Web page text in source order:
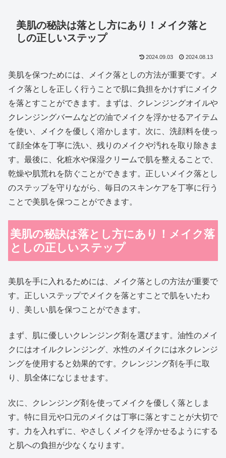
美肌の秘訣は落とし方にあり！メイク落と
しの正しいステップ
2024.09.03 2024.08.13
美肌を保つためには、メイク落としの方法が重要です。メ
イク落としを正しく行うことで肌に負担をかけずにメイク
を落とすことができます。まずは、クレンジングオイルや
クレンジングバームなどの油でメイクを浮かせるアイテム
を使い、メイクを優しく溶かします。次に、洗顔料を使っ
て顔全体を丁寧に洗い、残りのメイクや汚れを取り除きま
す。最後に、化粧水や保湿クリームで肌を整えることで、
乾燥や肌荒れを防ぐことができます。正しいメイク落とし
のステップを守りながら、毎日のスキンケアを丁寧に行う
ことで美肌を保つことができます。
美肌の秘訣は落とし方にあり！メイク落
としの正しいステップ
美肌を手に入れるためには、メイク落としの方法が重要で
す。正しいステップでメイクを落とすことで肌をいたわ
り、美しい肌を保つことができます。
まず、肌に優しいクレンジング剤を選びます。油性のメイ
クにはオイルクレンジング、水性のメイクには水クレンジ
ングを使用すると効果的です。クレンジング剤を手に取
り、肌全体になじませます。
次に、クレンジング剤を使ってメイクを優しく落としま
す。特に目元や口元のメイクは丁寧に落とすことが大切で
す。力を入れずに、やさしくメイクを浮かせるようにする
と肌への負担が少なくなります。